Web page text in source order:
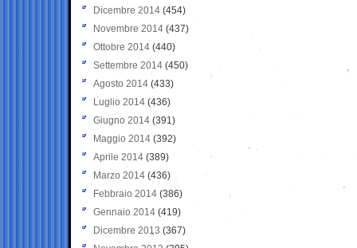
Dicembre 2014 (454)
Novembre 2014 (437)
Ottobre 2014 (440)
Settembre 2014 (450)
Agosto 2014 (433)
Luglio 2014 (436)
Giugno 2014 (391)
Maggio 2014 (392)
Aprile 2014 (389)
Marzo 2014 (436)
Febbraio 2014 (386)
Gennaio 2014 (419)
Dicembre 2013 (367)